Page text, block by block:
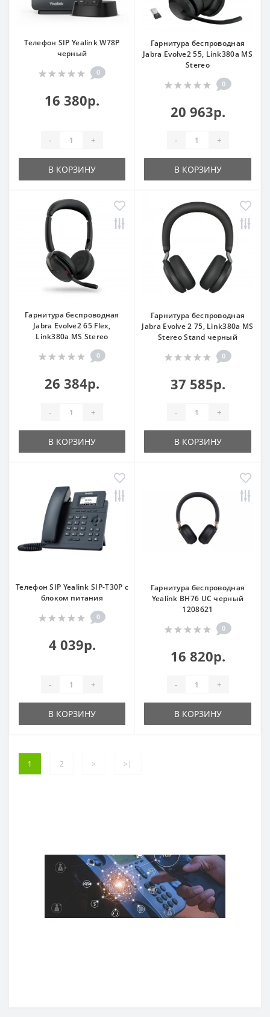
Телефон SIP Yealink W78P
черный
0
16 380р.
- +
В КОРЗИНУ
Гарнитура беспроводная
Jabra Evolve2 55, Link380a MS
Stereo
0
20 963р.
- +
В КОРЗИНУ
Гарнитура беспроводная
Jabra Evolve2 65 Flex,
Link380a MS Stereo
0
26 384р.
- +
В КОРЗИНУ
Гарнитура беспроводная
Jabra Evolve 2 75, Link380a MS
Stereo Stand черный
0
37 585р.
- +
В КОРЗИНУ
Телефон SIP Yealink SIP-T30P с
блоком питания
0
4 039р.
- +
В КОРЗИНУ
Гарнитура беспроводная
Yealink BH76 UC черный
1208621
0
16 820р.
- +
В КОРЗИНУ
1 2 > >|